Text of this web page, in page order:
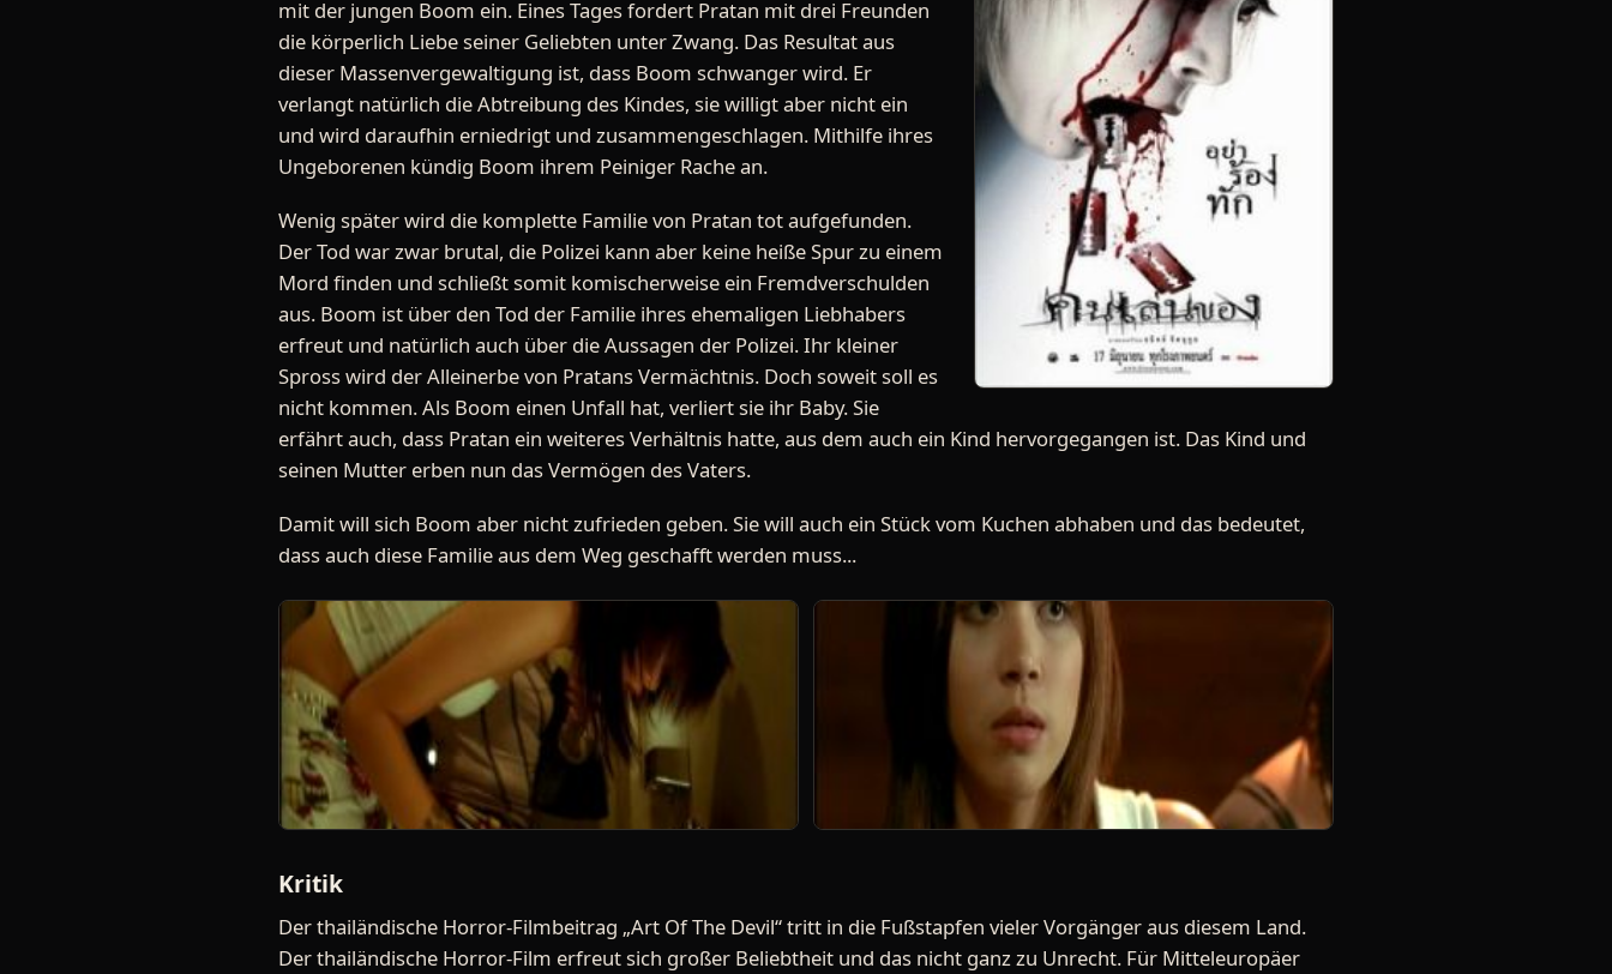
mit der jungen Boom ein. Eines Tages fordert Pratan mit drei Freunden
die körperlich Liebe seiner Geliebten unter Zwang. Das Resultat aus
dieser Massenvergewaltigung ist, dass Boom schwanger wird. Er
verlangt natürlich die Abtreibung des Kindes, sie willigt aber nicht ein
und wird daraufhin erniedrigt und zusammengeschlagen. Mithilfe ihres
Ungeborenen kündig Boom ihrem Peiniger Rache an.
Wenig später wird die komplette Familie von Pratan tot aufgefunden.
Der Tod war zwar brutal, die Polizei kann aber keine heiße Spur zu einem
Mord finden und schließt somit komischerweise ein Fremdverschulden
aus. Boom ist über den Tod der Familie ihres ehemaligen Liebhabers
erfreut und natürlich auch über die Aussagen der Polizei. Ihr kleiner
Spross wird der Alleinerbe von Pratans Vermächtnis. Doch soweit soll es
nicht kommen. Als Boom einen Unfall hat, verliert sie ihr Baby. Sie
erfährt auch, dass Pratan ein weiteres Verhältnis hatte, aus dem auch ein Kind hervorgegangen ist. Das Kind und
seinen Mutter erben nun das Vermögen des Vaters.
Damit will sich Boom aber nicht zufrieden geben. Sie will auch ein Stück vom Kuchen abhaben und das bedeutet,
dass auch diese Familie aus dem Weg geschafft werden muss...
Kritik
Der thailändische Horror-Filmbeitrag „Art Of The Devil“ tritt in die Fußstapfen vieler Vorgänger aus diesem Land.
Der thailändische Horror-Film erfreut sich großer Beliebtheit und das nicht ganz zu Unrecht. Für Mitteleuropäer